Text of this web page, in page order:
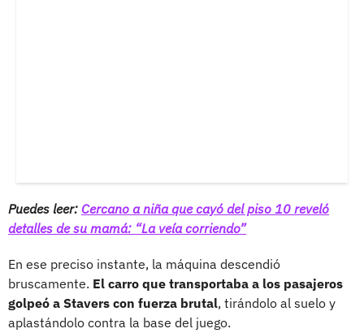
Puedes leer: Cercano a niña que cayó del piso 10 reveló
detalles de su mamá: “La veía corriendo”
En ese preciso instante, la máquina descendió
bruscamente. El carro que transportaba a los pasajeros
golpeó a Stavers con fuerza brutal, tirándolo al suelo y
aplastándolo contra la base del juego.